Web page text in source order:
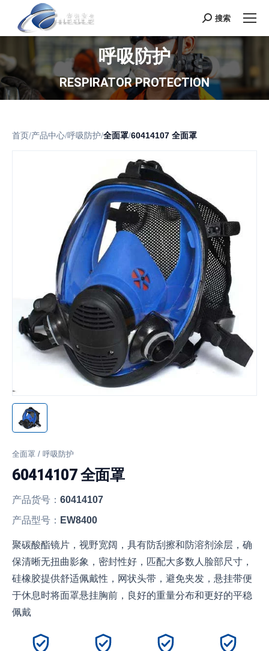
Search:
搜索
呼吸防护
RESPIRATOR PROTECTION
首页 /产品中心/呼吸防护/全面罩/60414107 全面罩
全面罩 / 呼吸防护
60414107 全面罩
产品货号： 60414107
产品型号： EW8400
聚碳酸酯镜片，视野宽阔，具有防刮擦和防溶剂涂层，确
保清晰无扭曲影象，密封性好，匹配大多数人脸部尺寸，
硅橡胶提供舒适佩戴性，网状头带，避免夹发，悬挂带便
于休息时将面罩悬挂胸前，良好的重量分布和更好的平稳
佩戴